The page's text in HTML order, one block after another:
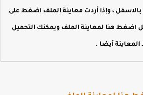
، وإذا أردت معاينة الملف اضغط على
هنا لمعاينة الملف ويمكنك التحميل
أيضا .